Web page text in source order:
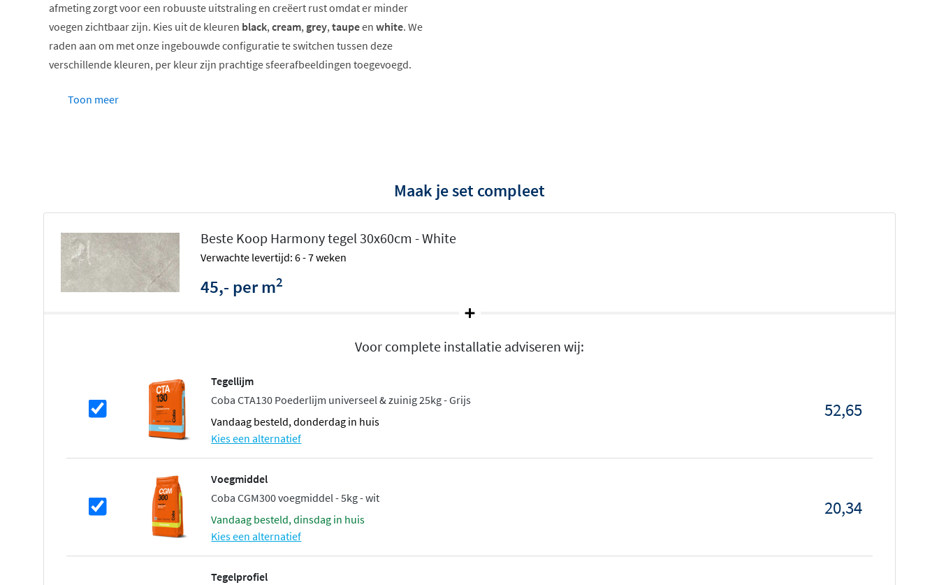
afmeting zorgt voor een robuuste uitstraling en creëert rust omdat er minder
voegen zichtbaar zijn. Kies uit de kleuren black,cream, grey,taupeen white. We
raden aan om met onze ingebouwde configuratie te switchen tussen deze
verschillende kleuren, per kleur zijn prachtige sfeerafbeeldingen toegevoegd.
Toon meer
Maak je set compleet
Beste Koop Harmony tegel 30x60cm - White
Verwachte levertijd: 6 - 7 weken
45,- per m2
Voor complete installatie adviseren wij:
Tegellijm
Coba CTA130 Poederlijm universeel & zuinig 25kg - Grijs
vandaag besteld, donderdag in huis
Kies een alternatief
52,65
Voegmiddel
Coba CGM300 voegmiddel - 5kg - wit
vandaag besteld, dinsdag in huis
Kies een alternatief
20,34
Tegelprofiel